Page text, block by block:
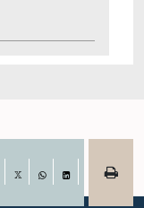
Facebook